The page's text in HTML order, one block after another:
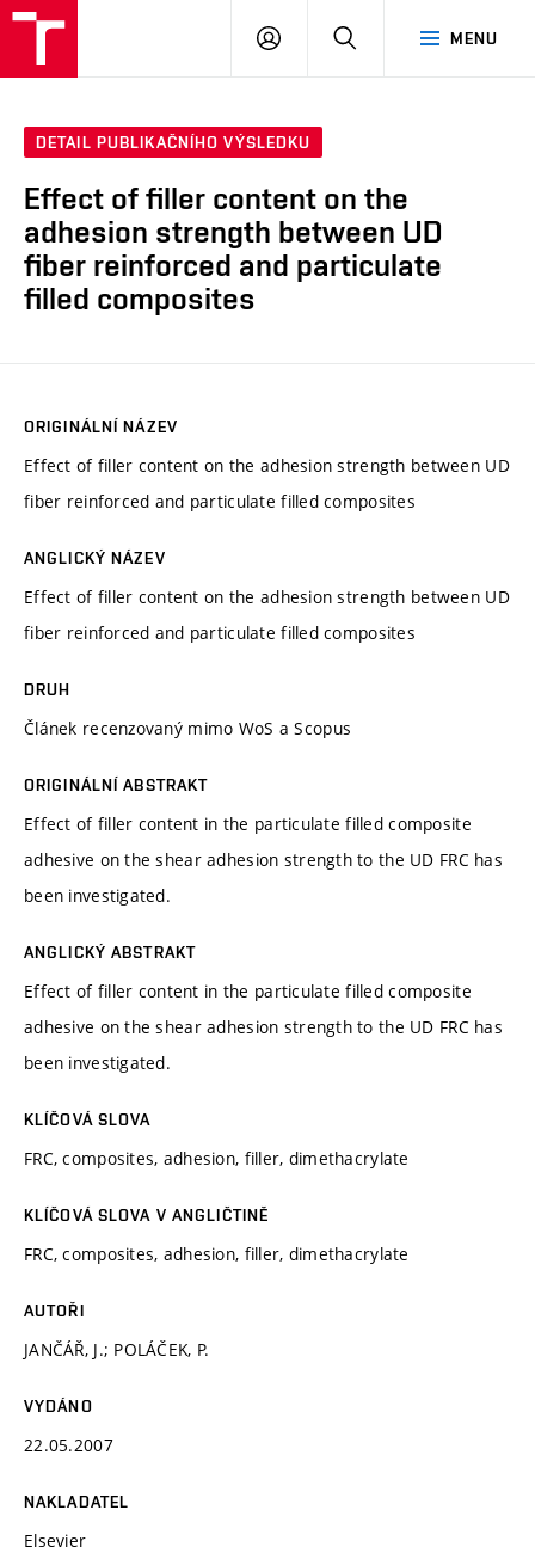
MENU
PŘIHLÁSIT
DETAIL PUBLIKAČNÍHO VÝSLEDKU
Effect of filler content on the
adhesion strength between UD
fiber reinforced and particulate
filled composites
ORIGINÁLNÍ NÁZEV
Effect of filler content on the adhesion strength between UD
fiber reinforced and particulate filled composites
ANGLICKÝ NÁZEV
Effect of filler content on the adhesion strength between UD
fiber reinforced and particulate filled composites
DRUH
Článek recenzovaný mimo WoS a Scopus
ORIGINÁLNÍ ABSTRAKT
Effect of filler content in the particulate filled composite
adhesive on the shear adhesion strength to the UD FRC has
been investigated.
ANGLICKÝ ABSTRAKT
Effect of filler content in the particulate filled composite
adhesive on the shear adhesion strength to the UD FRC has
been investigated.
KLÍČOVÁ SLOVA
FRC, composites, adhesion, filler, dimethacrylate
KLÍČOVÁ SLOVA V ANGLIČTINĚ
FRC, composites, adhesion, filler, dimethacrylate
AUTOŘI
JANČÁŘ, J.; POLÁČEK, P.
VYDÁNO
22.05.2007
NAKLADATEL
Elsevier